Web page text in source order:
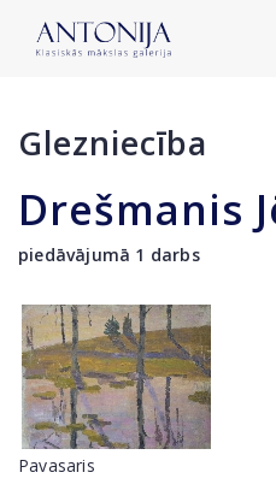
Glezniecība
Drešmanis
piedāvājumā 1 darbs
Pavasaris